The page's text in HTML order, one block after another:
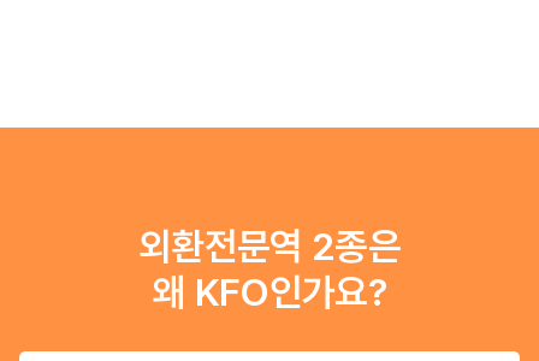
외환전문역 2종은
왜 KFO인가요?